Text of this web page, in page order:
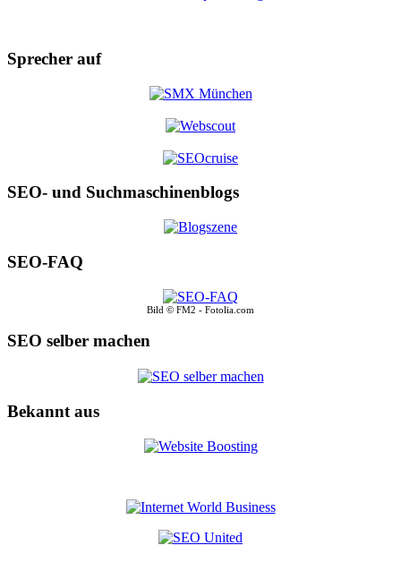
Sprecher auf
SEO- und Suchmaschinenblogs
SEO-FAQ
Bild © FM2 - Fotolia.com
SEO selber machen
Bekannt aus